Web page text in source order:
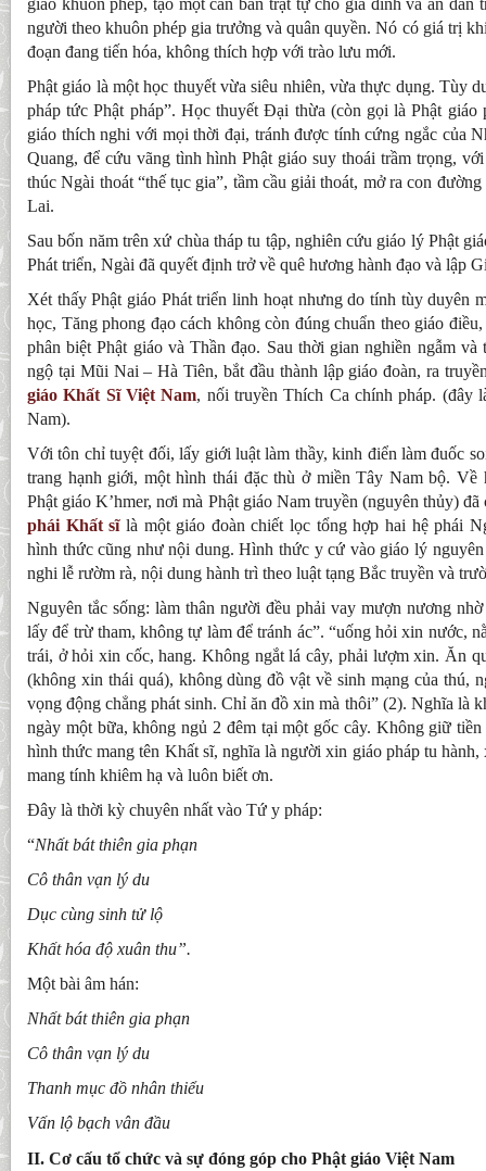
giáo khuôn phép, tạo một căn bản trật tự cho gia đình và an dân
người theo khuôn phép gia trưởng và quân quyền. Nó có giá trị
đoạn đang tiến hóa, không thích hợp với trào lưu mới.
Phật giáo là một học thuyết vừa siêu nhiên, vừa thực dụng. Tùy
pháp tức Phật pháp”. Học thuyết Đại thừa (còn gọi là Phật giáo
giáo thích nghi với mọi thời đại, tránh được tính cứng ngắc của
Quang, để cứu vãng tình hình Phật giáo suy thoái trầm trọng,
thúc Ngài thoát “thế tục gia”, tầm cầu giải thoát, mở ra con
Lai.
Sau bốn năm trên xứ chùa tháp tu tập, nghiên cứu giáo lý Phật
Phát triển, Ngài đã quyết định trở về quê hương hành đạo và lập
Xét thấy Phật giáo Phát triển linh hoạt nhưng do tính tùy duyên
học, Tăng phong đạo cách không còn đúng chuẩn theo giáo
phân biệt Phật giáo và Thần đạo. Sau thời gian nghiền ngẫm
ngộ tại Mũi Nai – Hà Tiên, bắt đầu thành lập giáo đoàn, ra
giáo Khất Sĩ Việt Nam, nối truyền Thích Ca chính pháp. (đây
Nam).
Với tôn chỉ tuyệt đối, lấy giới luật làm thầy, kinh điển làm đuốc
trang hạnh giới, một hình thái đặc thù ở miền Tây Nam bộ. Về
Phật giáo K’hmer, nơi mà Phật giáo Nam truyền (nguyên thủy)
phái Khất sĩ là một giáo đoàn chiết lọc tổng hợp hai hệ phái
hình thức cũng như nội dung. Hình thức y cứ vào giáo lý
nghi lễ rườm rà, nội dung hành trì theo luật tạng Bắc truyền và
Nguyên tắc sống: làm thân người đều phải vay mượn nương
lấy để trừ tham, không tự làm để tránh ác”. “uống hỏi xin nước,
trái, ở hỏi xin cốc, hang. Không ngắt lá cây, phải lượm xin. Ăn
(không xin thái quá), không dùng đồ vật về sinh mạng của thú,
vọng động chẳng phát sinh. Chỉ ăn đồ xin mà thôi” (2). Nghĩa là
ngày một bữa, không ngủ 2 đêm tại một gốc cây. Không giữ
hình thức mang tên Khất sĩ, nghĩa là người xin giáo pháp tu
mang tính khiêm hạ và luôn biết ơn.
Đây là thời kỳ chuyên nhất vào Tứ y pháp:
“Nhất bát thiên gia phạn
Cô thân vạn lý du
Dục cùng sinh tử lộ
Khất hóa độ xuân thu”.
Một bài âm hán:
Nhất bát thiên gia phạn
Cô thân vạn lý du
Thanh mục đồ nhân thiểu
Vấn lộ bạch vân đầu
II. Cơ cấu tổ chức và sự đóng góp cho Phật giáo Việt Nam